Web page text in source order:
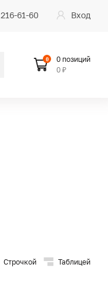
61-60 Вход
0
0 позиций
0 ₽
Строчкой Таблицей